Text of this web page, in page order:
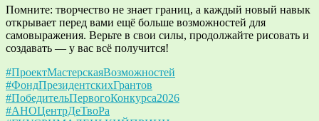
Помните: творчество не знает границ, а каждый новый навык
открывает перед вами ещё больше возможностей для
самовыражения. Верьте в свои силы, продолжайте рисовать и
создавать — у вас всё получится!
#ПроектМастерскаяВозможностей
#ФондПрезидентскихГрантов
#ПобедительПервогоКонкурса2026
#АНОЦентрДеТвоРа